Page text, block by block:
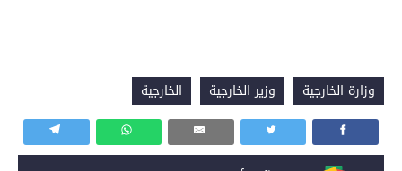
وزارة الخارجية وزير الخارجية الخارجية